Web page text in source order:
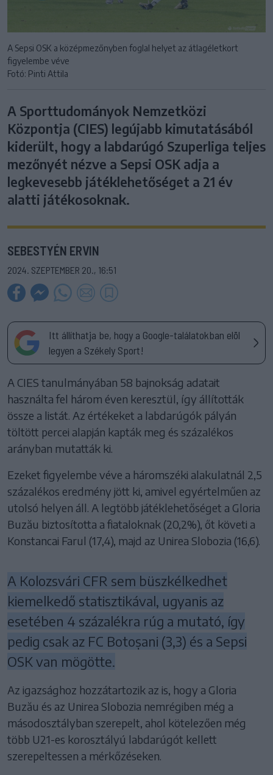
A Sepsi OSK a középmezőnyben foglal helyet az átlagéletkort
figyelembe véve
Fotó: Pinti Attila
A Sporttudományok Nemzetközi
Központja (CIES) legújabb kimutatásából
kiderült, hogy a labdarúgó Szuperliga teljes
mezőnyét nézve a Sepsi OSK adja a
legkevesebb játéklehetőséget a 21 év
alatti játékosoknak.
SEBESTYÉN ERVIN
2024. SZEPTEMBER 20., 16:51
Itt állíthatja be, hogy a Google-találatokban elöl
legyen a Székely Sport!
A CIES tanulmányában 58 bajnokság adatait
használta fel három éven keresztül, így állították
össze a listát. Az értékeket a labdarúgók pályán
töltött percei alapján kapták meg és százalékos
arányban mutatták ki.
Ezeket figyelembe véve a háromszéki alakulatnál 2,5
százalékos eredmény jött ki, amivel egyértelműen az
utolsó helyen áll. A legtöbb játéklehetőséget a Gloria
Buzău biztosította a fiataloknak (20,2%), őt követi a
Konstancai Farul (17,4), majd az Unirea Slobozia (16,6).
A Kolozsvári CFR sem büszkélkedhet
kiemelkedő statisztikával, ugyanis az
esetében 4 százalékra rúg a mutató, így
pedig csak az FC Botoșani (3,3) és a Sepsi
OSK van mögötte.
Az igazsághoz hozzátartozik az is, hogy a Gloria
Buzău és az Unirea Slobozia nemrégiben még a
másodosztályban szerepelt, ahol kötelezően még
több U21-es korosztályú labdarúgót kellett
szerepeltessen a mérkőzéseken.